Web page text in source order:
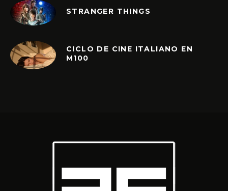
STRANGER THINGS
CICLO DE CINE ITALIANO EN
M100